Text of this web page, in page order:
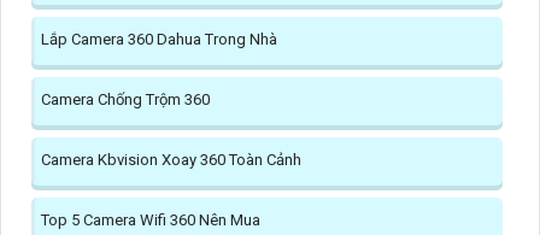
Lắp Camera 360 Dahua Trong Nhà
Camera Chống Trộm 360
Camera Kbvision Xoay 360 Toàn Cảnh
Top 5 Camera Wifi 360 Nên Mua